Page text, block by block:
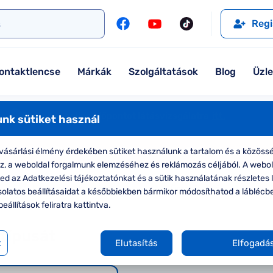
Márkák Szolgáltatások Blog
További márkáink megtekintése
Kollekciók
Seen Belépőár ajánlat
Szemüveglencsék
Kontaktlencse
Foglaljon online időpontot látásvizsgálatra
akár 50% keretekre és 20% lencsékre* Megnézem
Lencse kiválasztása Összefoglaló
sütiket használ
élmény érdekében sütiket használunk a tartalom és a
a weboldal forgalmunk elemzéséhez és reklámozás céljából. A
az Adatkezelési tájékoztatónkat és a sütik használatának részletes
beállításaidat a későbbiekben bármikor módosíthatod a
feliratra kattintva.
Elutasítás